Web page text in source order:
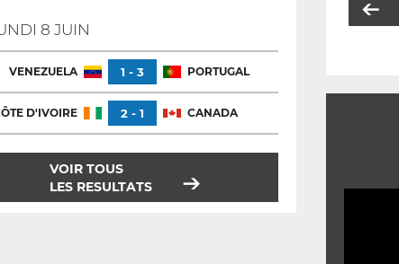
8 JUIN
VENEZUELA 1 - 3 PORTUGAL
D'IVOIRE 2 - 1 CANADA
VOIR TOUS
LES RESULTATS